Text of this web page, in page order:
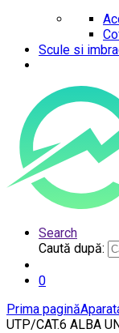
Scule si
Search
Caută după:
0
Prima pagină
UTP/CAT.6 ALBA